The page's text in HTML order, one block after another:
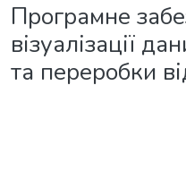
Програмне
візуалізації
та переробки